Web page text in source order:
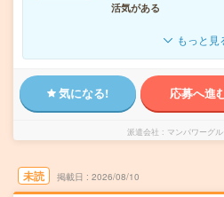
活気がある
もっと見
気になる! 応募へ進
派遣会社 マンパワーグ
未読 掲載日 2026/08/10